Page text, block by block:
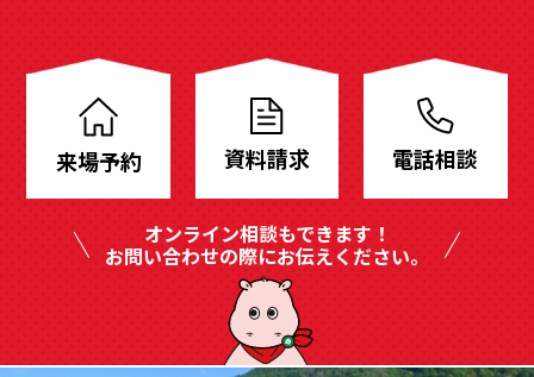
譲
ご
来場予約 資料請求 電話相談
オンライン相談もできます！
お問い合わせの際にお伝えください。